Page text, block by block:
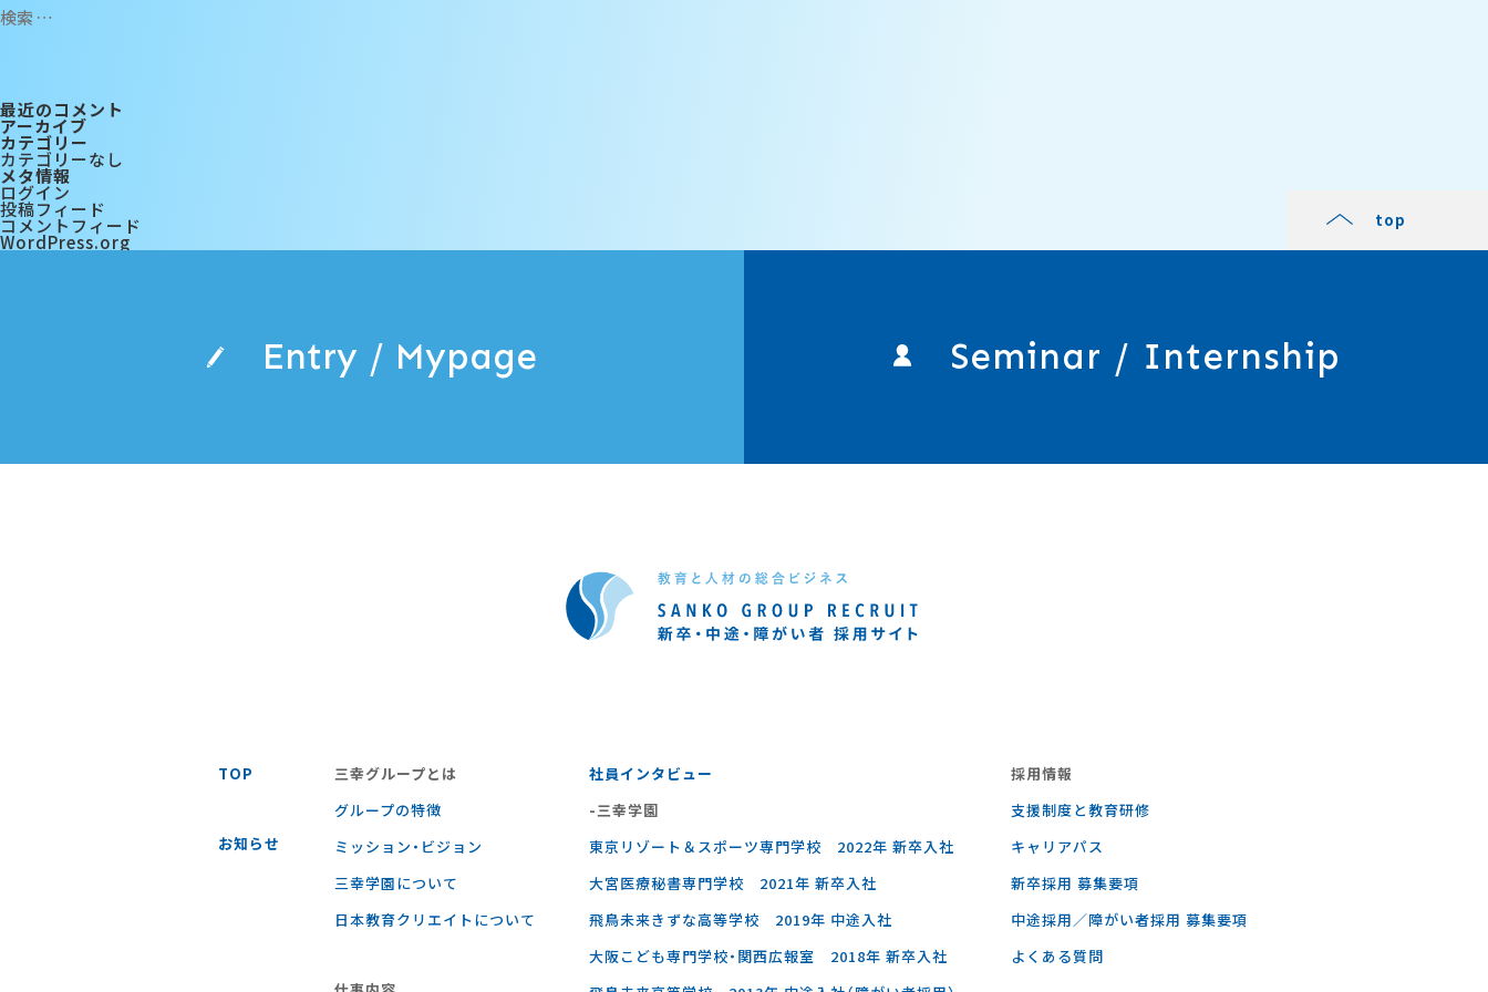
最近のコメント
アーカイブ
カテゴリー
カテゴリーなし
メタ情報
ログイン
投稿フィード
コメントフィード
WordPress.org
top
Entry / Mypage Seminar / Internship
TOP
お知らせ
三幸グループとは
グループの特徴
ミッション・ビジョン
三幸学園について
日本教育クリエイトについて
社員インタビュー
-三幸学園
東京リゾート＆スポーツ専門学校 2022年 新卒入社
大宮医療秘書専門学校 2021年 新卒入社
飛鳥未来きずな高等学校 2019年 中途入社
大阪こども専門学校・関西広報室 2018年 新卒入社
採⽤情報
支援制度と教育研修
キャリアパス
新卒採用 募集要項
中途採用／障がい者採用 募集要項
よくある質問